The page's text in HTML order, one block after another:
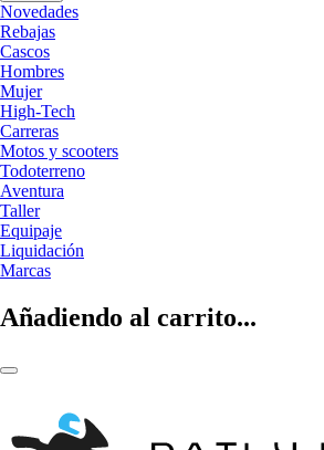
Novedades
Rebajas
Cascos
Hombres
Mujer
High-Tech
Carreras
Motos y scooters
Todoterreno
Aventura
Taller
Equipaje
Liquidación
Marcas
Añadiendo al carrito...